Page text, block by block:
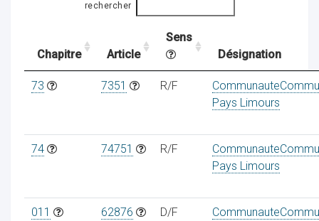
rechercher
Chapitre Article
Sens
Désignation
73 7351 R/F
Pays Limours
74 74751 R/F
Pays Limours
011 62876 D/F